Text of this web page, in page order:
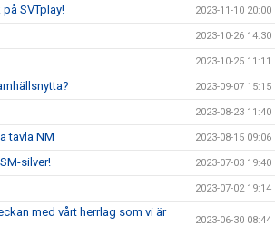
SVTplay! 2023-11-10 20:00
2023-10-26 14:30
2023-10-25 11:11
2023-09-07 15:15
2023-08-23 11:40
tävla NM 2023-08-15 09:06
silver! 2023-07-03 19:40
2023-07-02 19:14
med vårt herrlag som vi är
2023-06-30 08:44